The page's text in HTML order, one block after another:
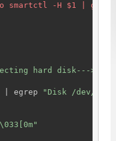
smartctl -H $1 |
hard disk---
egrep
"Disk /dev/